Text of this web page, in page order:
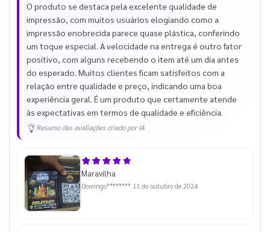
O produto se destaca pela excelente qualidade de
impressão, com muitos usuários elogiando como a
impressão enobrecida parece quase plástica, conferindo
um toque especial. A velocidade na entrega é outro fator
positivo, com alguns recebendo o item até um dia antes
do esperado. Muitos clientes ficam satisfeitos com a
relação entre qualidade e preço, indicando uma boa
experiência geral. É um produto que certamente atende
às expectativas em termos de qualidade e eficiência.
Resumo das avaliações criado por IA
Maravilha
Domingo******** 11 de outubro de 2024